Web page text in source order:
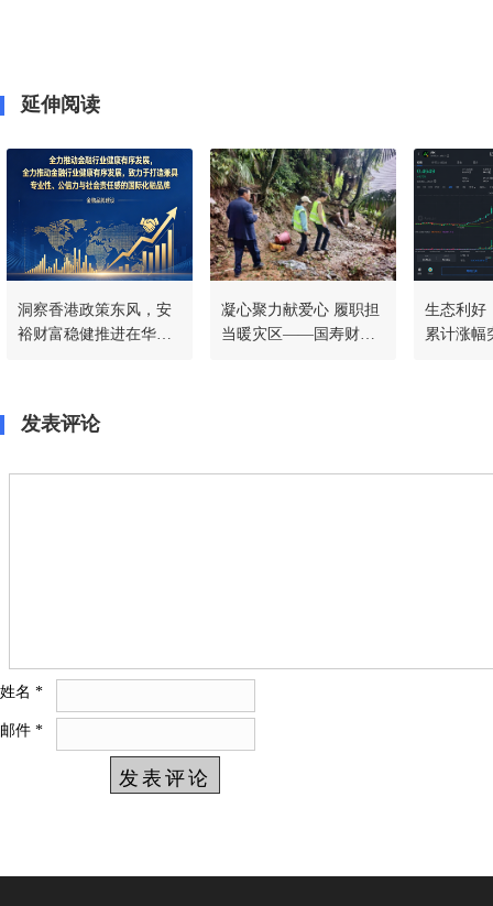
延伸阅读
洞察香港政策东风，安
裕财富稳健推进在华战
凝心聚力献爱心 履职担
当暖灾区——国寿财险
生态利好
累计涨幅
发表评论
姓名 *
邮件 *